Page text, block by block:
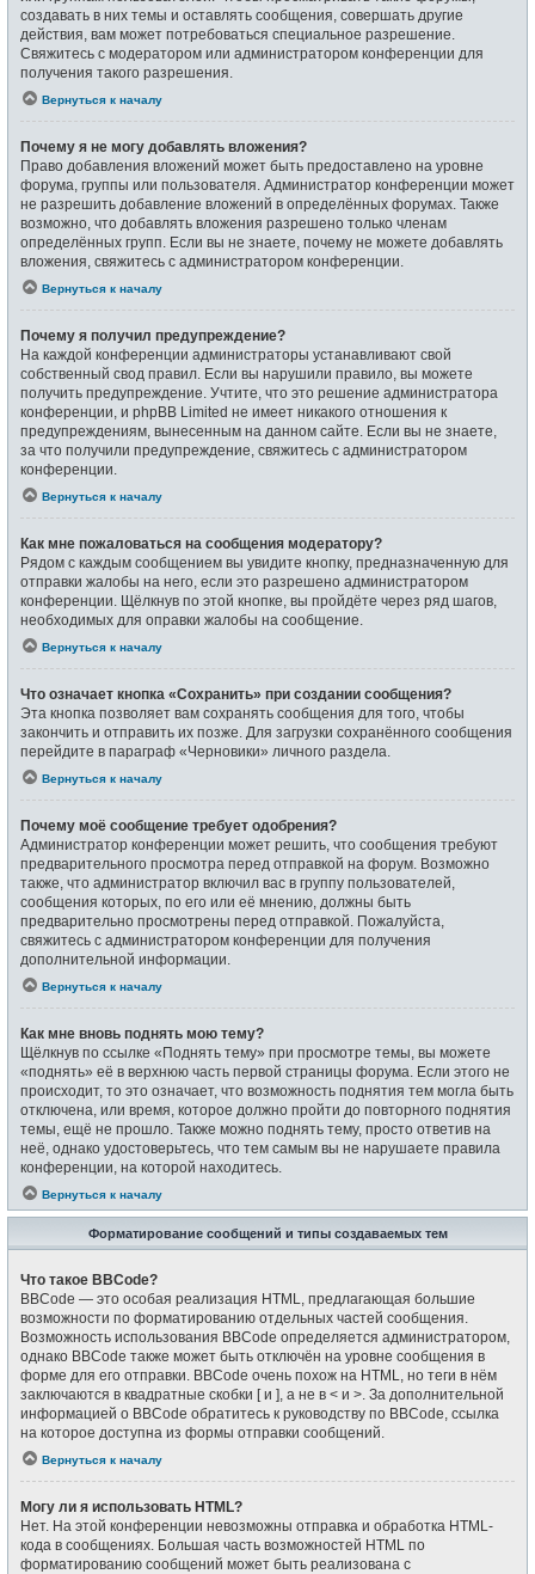
создавать в них темы и оставлять сообщения, совершать другие
действия, вам может потребоваться специальное разрешение.
Свяжитесь с модератором или администратором конференции для
получения такого разрешения.
Вернуться к началу
Почему я не могу добавлять вложения?
Право добавления вложений может быть предоставлено на уровне
форума, группы или пользователя. Администратор конференции может
не разрешить добавление вложений в определённых форумах. Также
возможно, что добавлять вложения разрешено только членам
определённых групп. Если вы не знаете, почему не можете добавлять
вложения, свяжитесь с администратором конференции.
Вернуться к началу
Почему я получил предупреждение?
На каждой конференции администраторы устанавливают свой
собственный свод правил. Если вы нарушили правило, вы можете
получить предупреждение. Учтите, что это решение администратора
конференции, и phpBB Limited не имеет никакого отношения к
предупреждениям, вынесенным на данном сайте. Если вы не знаете,
за что получили предупреждение, свяжитесь с администратором
конференции.
Вернуться к началу
Как мне пожаловаться на сообщения модератору?
Рядом с каждым сообщением вы увидите кнопку, предназначенную для
отправки жалобы на него, если это разрешено администратором
конференции. Щёлкнув по этой кнопке, вы пройдёте через ряд шагов,
необходимых для оправки жалобы на сообщение.
Вернуться к началу
Что означает кнопка «Сохранить» при создании сообщения?
Эта кнопка позволяет вам сохранять сообщения для того, чтобы
закончить и отправить их позже. Для загрузки сохранённого сообщения
перейдите в параграф «Черновики» личного раздела.
Вернуться к началу
Почему моё сообщение требует одобрения?
Администратор конференции может решить, что сообщения требуют
предварительного просмотра перед отправкой на форум. Возможно
также, что администратор включил вас в группу пользователей,
сообщения которых, по его или её мнению, должны быть
предварительно просмотрены перед отправкой. Пожалуйста,
свяжитесь с администратором конференции для получения
дополнительной информации.
Вернуться к началу
Как мне вновь поднять мою тему?
Щёлкнув по ссылке «Поднять тему» при просмотре темы, вы можете
«поднять» её в верхнюю часть первой страницы форума. Если этого не
происходит, то это означает, что возможность поднятия тем могла быть
отключена, или время, которое должно пройти до повторного поднятия
темы, ещё не прошло. Также можно поднять тему, просто ответив на
неё, однако удостоверьтесь, что тем самым вы не нарушаете правила
конференции, на которой находитесь.
Вернуться к началу
Форматирование сообщений и типы создаваемых тем
Что такое BBCode?
BBCode — это особая реализация HTML, предлагающая большие
возможности по форматированию отдельных частей сообщения.
Возможность использования BBCode определяется администратором,
однако BBCode также может быть отключён на уровне сообщения в
форме для его отправки. BBCode очень похож на HTML, но теги в нём
заключаются в квадратные скобки [ и ], а не в < и >. За дополнительной
информацией о BBCode обратитесь к руководству по BBCode, ссылка
на которое доступна из формы отправки сообщений.
Вернуться к началу
Могу ли я использовать HTML?
Нет. На этой конференции невозможны отправка и обработка HTML-
кода в сообщениях. Большая часть возможностей HTML по
форматированию сообщений может быть реализована с